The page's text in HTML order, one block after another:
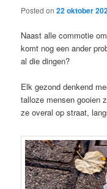
Posted on22 oktober
Naast alle commotie
komt nog een ander
al die dingen?
Elk gezond denkend
talloze mensen gooien
ze overal op straat,